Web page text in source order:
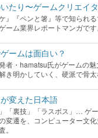
たり〜ゲームクリエイ
ケ』『ペンと箸』等で知られ
ーム業界レポートマンガです
ームは面白い？
者・hamatsu氏がゲームの
き明かしていく、硬派で骨太
変えた日本語
」「裏技」「ラスボス」… ゲ
変遷を、コンピューター文
。